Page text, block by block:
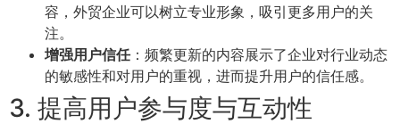
容，外贸企业可以树立专业形象，吸引更多用户的关
注。
增强用户信任：频繁更新的内容展示了企业对行业动态
的敏感性和对用户的重视，进而提升用户的信任感。
3. 提高用户参与度与互动性